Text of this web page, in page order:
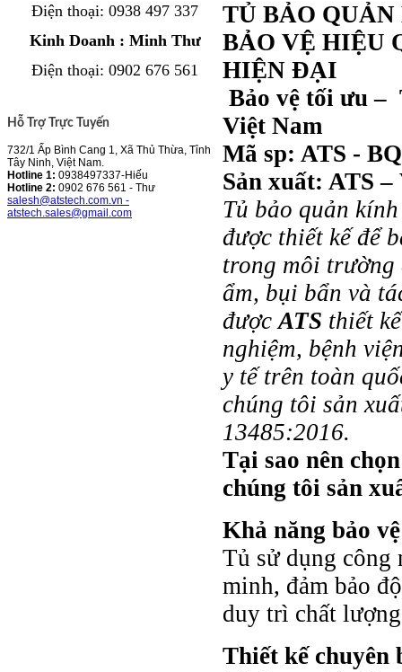
Điện thoại: 0938 497 337
Kinh Doanh : Minh Thư
Điện thoại: 0902 676 561
Hỗ Trợ Trực Tuyến
732/1 Ấp Bình Cang 1, Xã Thủ Thừa, Tỉnh
Tây Ninh, Việt Nam.
Hotline 1: 0938497337-Hiếu
Hotline 2: 0902 676 561 - Thư
salesh@atstech.com.vn -
atstech.sales@gmail.com
TỦ BẢO
BẢO VỆ HIỆU
HIỆN ĐẠI
Bảo vệ tối ưu –
Việt Nam
Mã sp: ATS -
Sản xuất: ATS
Tủ bảo quản
được thiết kế để
trong môi trường
ẩm, bụi bẩn và
đượcATS thiết
nghiệm, bệnh
y tế trên toàn
chúng tôi sản
13485:2016.
Tại sao nên
chúng tôi sản
Khả năng bảo
Tủ sử dụng công
minh, đảm bảo
duy trì chất
Thiết kế chuyên